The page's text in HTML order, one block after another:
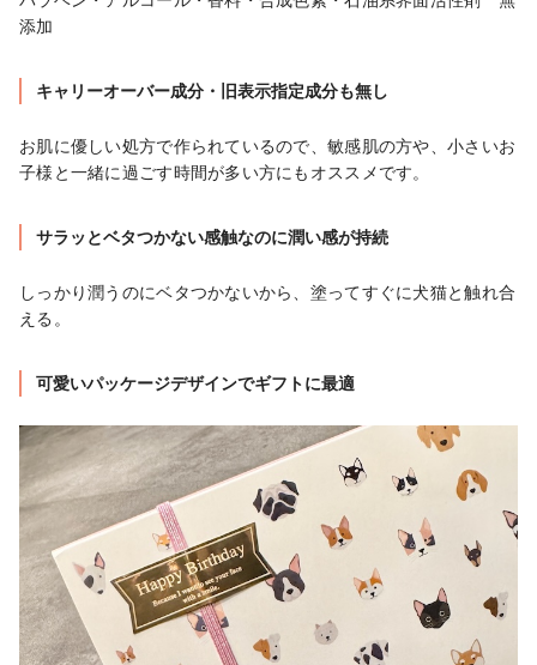
添加
キャリーオーバー成分・旧表示指定成分も無し
お肌に優しい処方で作られているので、敏感肌の方や、小さいお
子様と一緒に過ごす時間が多い方にもオススメです。
サラッとベタつかない感触なのに潤い感が持続
しっかり潤うのにベタつかないから、塗ってすぐに犬猫と触れ合
える。
可愛いパッケージデザインでギフトに最適